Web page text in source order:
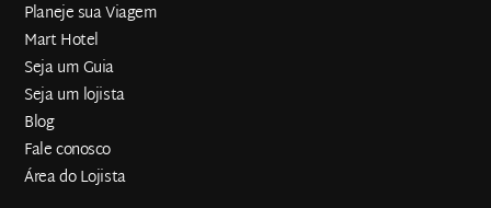
Planeje sua Viagem
Mart Hotel
Seja um Guia
Seja um lojista
Blog
Fale conosco
Área do Lojista